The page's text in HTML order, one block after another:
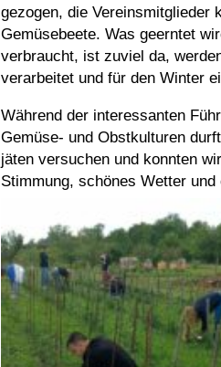
gezogen, die Vereinsmitglieder
Gemüsebeete. Was geerntet
verbraucht, ist zuviel da,
verarbeitet und für den Winter
Während der interessanten
Gemüse- und Obstkulturen
jäten versuchen und konnten
Stimmung, schönes Wetter